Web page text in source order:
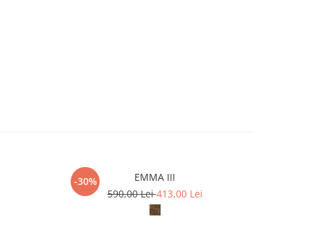
-30%
EMMA III
590,00 Lei413,00 Lei